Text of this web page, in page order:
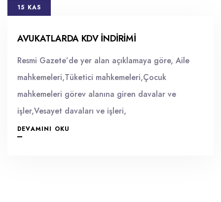
AVUKATLARDA KDV İNDIRIMI
Resmi Gazete’de yer alan açıklamaya göre, Aile
mahkemeleri,Tüketici mahkemeleri,Çocuk
mahkemeleri görev alanına giren davalar ve
işler,Vesayet davaları ve işleri,
DEVAMINI OKU
15 KAS